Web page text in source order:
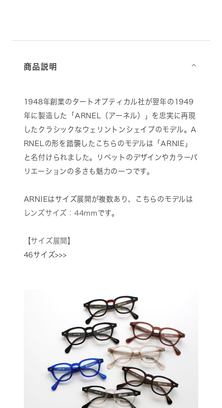
商品説明 ⌵
1948年創業のタートオプティカル社が翌年の1949
年に製造した「ARNEL（アーネル）」を忠実に再現
したクラシックなウェリントンシェイプのモデル。A
RNELの形を踏襲したこちらのモデルは「ARNIE」
と名付けられました。リベットのデザインやカラーバ
リエーションの多さも魅力の一つです。
ARNIEはサイズ展開が複数あり、こちらのモデルは
レンズサイズ：44mmです。
【サイズ展開】
46サイズ>>>